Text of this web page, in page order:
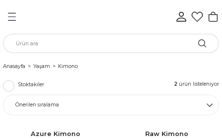
Anasayfa Yaşam Kimono
Stoktakiler 2 ürün listeleniyor
Azure Kimono Raw Kimono